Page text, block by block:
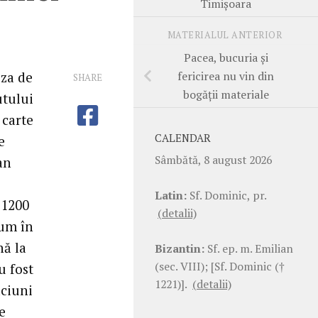
de
în
la
fost
SHARE
Timişoara
MATERIALUL ANTERIOR
Pacea, bucuria şi
fericirea nu vin din
bogăţii materiale
CALENDAR
Sâmbătă, 8 august 2026
Latin: Sf. Dominic, pr.
(detalii)
Bizantin: Sf. ep. m. Emilian
(sec. VIII); [Sf. Dominic (†
1221)]. (detalii)